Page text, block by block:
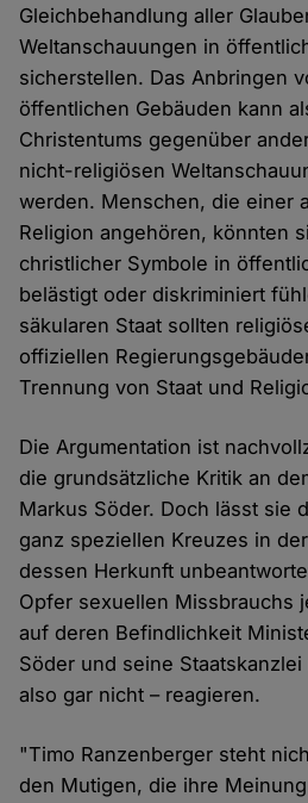
Gleichbehandlung aller
Weltanschauungen in
sicherstellen. Das Anbringen
öffentlichen Gebäuden kann
Christentums gegenüber
nicht-religiösen
werden. Menschen, die einer
Religion angehören, könnten
christlicher Symbole in
belästigt oder diskriminiert
säkularen Staat sollten
offiziellen
Trennung von Staat und
Die Argumentation ist
die grundsätzliche Kritik an
Markus Söder. Doch lässt sie
ganz speziellen Kreuzes in
dessen Herkunft
Opfer sexuellen Missbrauchs
auf deren Befindlichkeit
Söder und seine
also gar nicht – reagieren.
"Timo Ranzenberger steht
den Mutigen, die ihre